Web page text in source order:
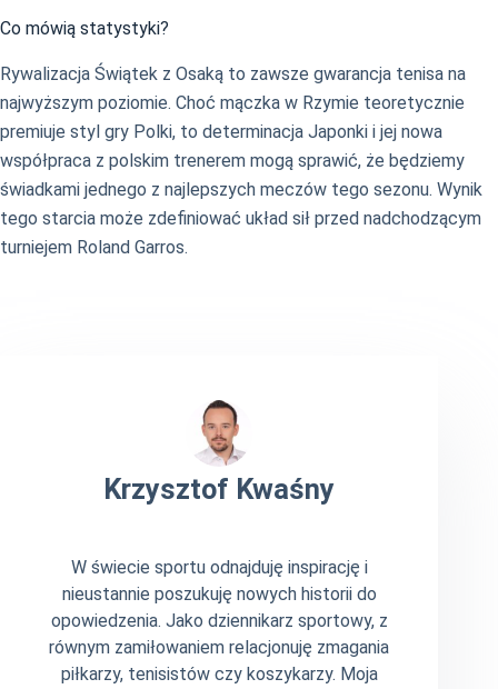
Co mówią statystyki?
Rywalizacja Świątek z Osaką to zawsze gwarancja tenisa na
najwyższym poziomie. Choć mączka w Rzymie teoretycznie
premiuje styl gry Polki, to determinacja Japonki i jej nowa
współpraca z polskim trenerem mogą sprawić, że będziemy
świadkami jednego z najlepszych meczów tego sezonu. Wynik
tego starcia może zdefiniować układ sił przed nadchodzącym
turniejem Roland Garros.
Krzysztof Kwaśny
W świecie sportu odnajduję inspirację i
nieustannie poszukuję nowych historii do
opowiedzenia. Jako dziennikarz sportowy, z
równym zamiłowaniem relacjonuję zmagania
piłkarzy, tenisistów czy koszykarzy. Moja